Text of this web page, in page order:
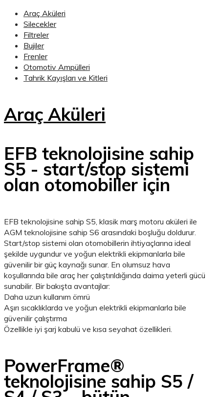
Araç Aküleri
Silecekler
Filtreler
Bujiler
Frenler
Otomotiv Ampülleri
Tahrik Kayışları ve Kitleri
Araç Aküleri
EFB teknolojisine sahip
S5 - start/stop sistemi
olan otomobiller için
EFB teknolojisine sahip S5, klasik marş motoru aküleri ile
AGM teknolojisine sahip S6 arasındaki boşluğu doldurur.
Start/stop sistemi olan otomobillerin ihtiyaçlarına ideal
şekilde uygundur ve yoğun elektrikli ekipmanlarla bile
güvenilir bir güç kaynağı sunar. En olumsuz hava
koşullarında bile araç her çalıştırıldığında daima yeterli gücü
sunabilir. Bir bakışta avantajlar:
Daha uzun kullanım ömrü
Aşırı sıcaklıklarda ve yoğun elektrikli ekipmanlarla bile
güvenilir çalıştırma
Özellikle iyi şarj kabulü ve kısa seyahat özellikleri.
PowerFrame®
teknolojisine sahip S5 /